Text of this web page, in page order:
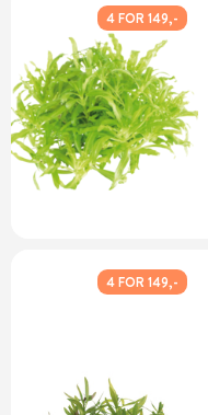
4 FOR 149,-
4 FOR 149,-